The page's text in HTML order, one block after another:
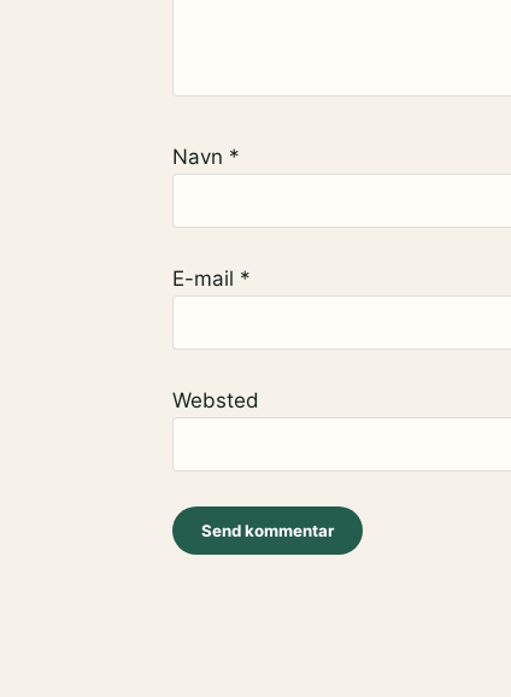
Navn *
E-mail *
Websted